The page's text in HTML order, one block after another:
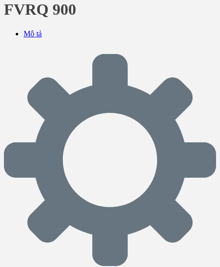
FVRQ 900
Mô tả